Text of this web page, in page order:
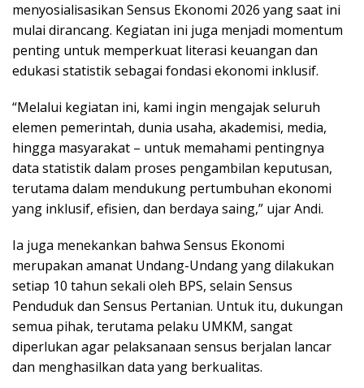
menyosialisasikan Sensus Ekonomi 2026 yang saat ini
mulai dirancang. Kegiatan ini juga menjadi momentum
penting untuk memperkuat literasi keuangan dan
edukasi statistik sebagai fondasi ekonomi inklusif.
“Melalui kegiatan ini, kami ingin mengajak seluruh
elemen pemerintah, dunia usaha, akademisi, media,
hingga masyarakat – untuk memahami pentingnya
data statistik dalam proses pengambilan keputusan,
terutama dalam mendukung pertumbuhan ekonomi
yang inklusif, efisien, dan berdaya saing,” ujar Andi.
Ia juga menekankan bahwa Sensus Ekonomi
merupakan amanat Undang-Undang yang dilakukan
setiap 10 tahun sekali oleh BPS, selain Sensus
Penduduk dan Sensus Pertanian. Untuk itu, dukungan
semua pihak, terutama pelaku UMKM, sangat
diperlukan agar pelaksanaan sensus berjalan lancar
dan menghasilkan data yang berkualitas.